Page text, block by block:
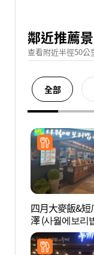
鄰近推薦
查看附近半徑50公
全部
四月大麥飯&短
澤 (사월에보리
평택)